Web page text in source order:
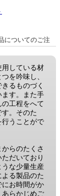
についてのご注
用している材
を吟味し、
るものづく
ます。また手
工程をへて
。そのた
うことがで
らのたくさ
だいており
うな少量生産
る製品のた
お時間がか
らかじめご